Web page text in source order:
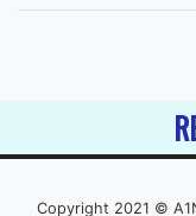
Copyright 2021 ©